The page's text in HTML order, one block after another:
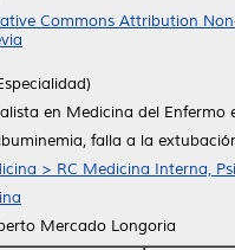
Commons Attribution
en Medicina del Enfermo
falla a la
> RC Medicina Interna,
Mercado Longoria